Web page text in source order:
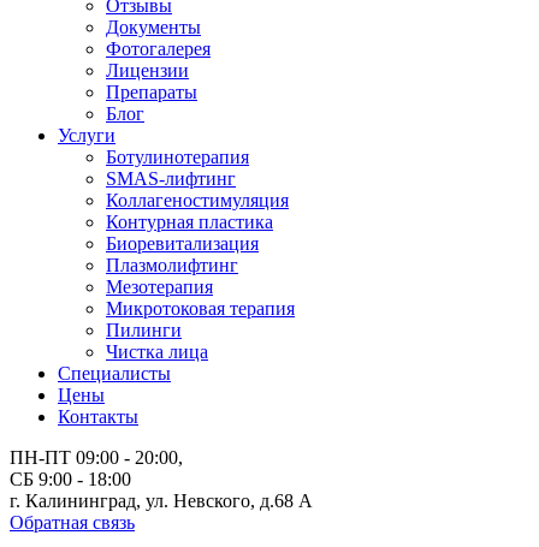
Отзывы
Документы
Фотогалерея
Лицензии
Препараты
Блог
Услуги
Ботулинотерапия
SMAS-лифтинг
Коллагеностимуляция
Контурная пластика
Биоревитализация
Плазмолифтинг
Мезотерапия
Микротоковая терапия
Пилинги
Чистка лица
Специалисты
Цены
Контакты
ПН-ПТ 09:00 - 20:00,
СБ 9:00 - 18:00
г. Калининград, ул. Невского, д.68 А
Обратная связь